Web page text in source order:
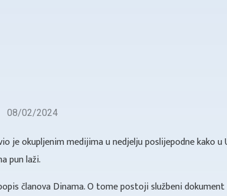
08/02/2024
je okupljenim medijima u nedjelju poslijepodne kako u
pun laži.
članova Dinama. O tome postoji službeni